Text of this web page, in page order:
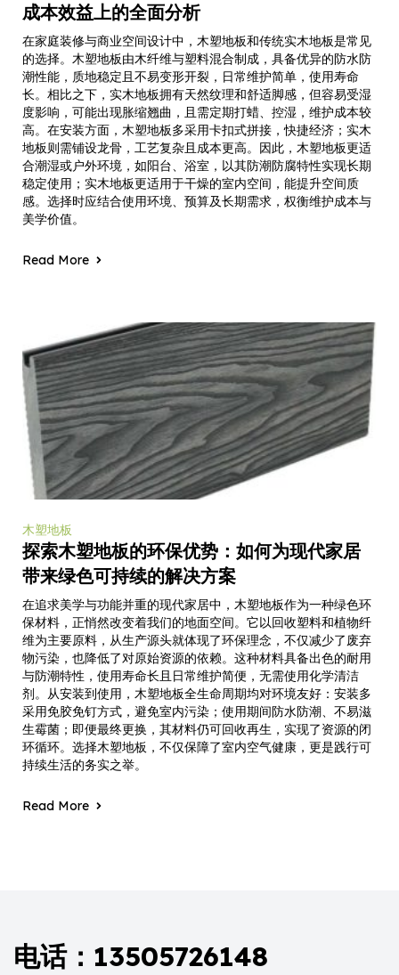
成本效益上的全面分析
在家庭装修与商业空间设计中，木塑地板和传统实木地板是常见
的选择。木塑地板由木纤维与塑料混合制成，具备优异的防水防
潮性能，质地稳定且不易变形开裂，日常维护简单，使用寿命
长。相比之下，实木地板拥有天然纹理和舒适脚感，但容易受湿
度影响，可能出现胀缩翘曲，且需定期打蜡、控湿，维护成本较
高。在安装方面，木塑地板多采用卡扣式拼接，快捷经济；实木
地板则需铺设龙骨，工艺复杂且成本更高。因此，木塑地板更适
合潮湿或户外环境，如阳台、浴室，以其防潮防腐特性实现长期
稳定使用；实木地板更适用于干燥的室内空间，能提升空间质
感。选择时应结合使用环境、预算及长期需求，权衡维护成本与
美学价值。
Read More
木塑地板
探索木塑地板的环保优势：如何为现代家居
带来绿色可持续的解决方案
在追求美学与功能并重的现代家居中，木塑地板作为一种绿色环
保材料，正悄然改变着我们的地面空间。它以回收塑料和植物纤
维为主要原料，从生产源头就体现了环保理念，不仅减少了废弃
物污染，也降低了对原始资源的依赖。这种材料具备出色的耐用
与防潮特性，使用寿命长且日常维护简便，无需使用化学清洁
剂。从安装到使用，木塑地板全生命周期均对环境友好：安装多
采用免胶免钉方式，避免室内污染；使用期间防水防潮、不易滋
生霉菌；即便最终更换，其材料仍可回收再生，实现了资源的闭
环循环。选择木塑地板，不仅保障了室内空气健康，更是践行可
持续生活的务实之举。
Read More
电话：13505726148